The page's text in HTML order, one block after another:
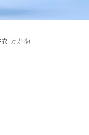
衣 万寿菊